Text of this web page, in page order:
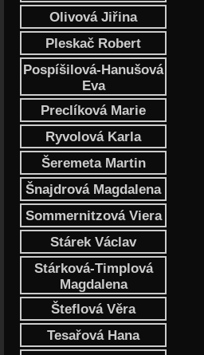
Olivová Jiřina
Pleskač Robert
Pospíšilová-Hanušová
Eva
Preclíková Marie
Ryvolová Karla
Šeremeta Martin
Šnajdrová Magdalena
Sommernitzová Viera
Stárek Václav
Stárková-Timplová
Magdalena
Šteflová Věra
Tesařová Hana